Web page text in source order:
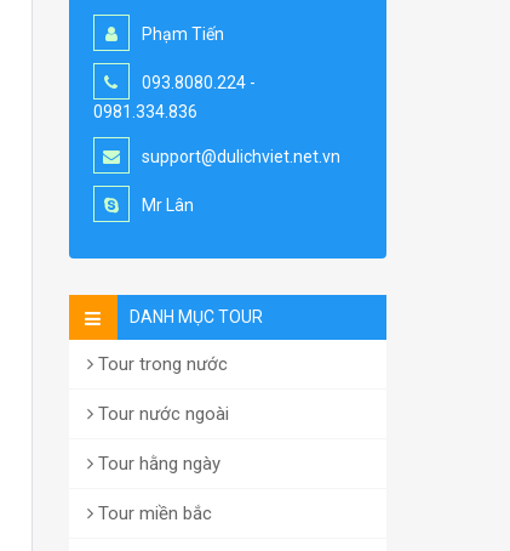
Phạm Tiến
093.8080.224 -
0981.334.836
support@dulichviet.net.vn
Mr Lân
DANH MỤC TOUR
Tour trong nước
Tour nước ngoài
Tour hằng ngày
Tour miền bắc